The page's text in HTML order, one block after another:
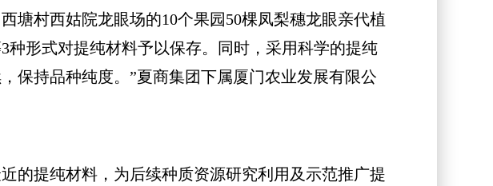
塘村西姑院龙眼场的10个果园50棵凤梨穗龙眼亲代植
形式对提纯材料予以保存。同时，采用科学的提纯
保持品种纯度。”夏商集团下属厦门农业发展有限公
提纯材料，为后续种质资源研究利用及示范推广提